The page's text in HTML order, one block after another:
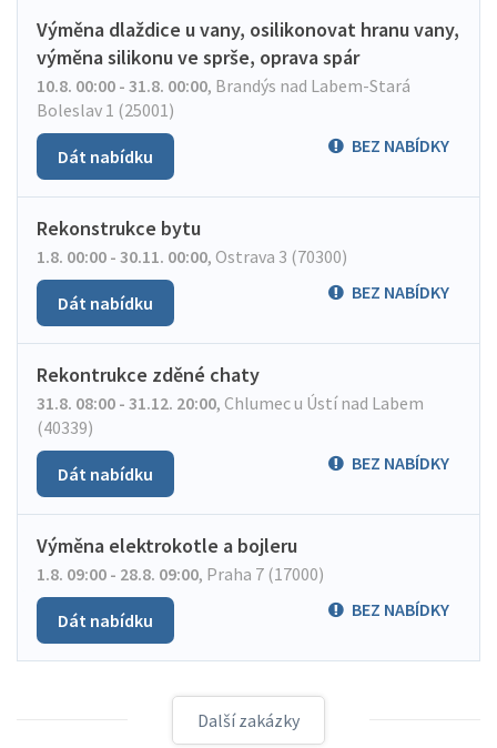
Výměna dlaždice u vany, osilikonovat hranu vany,
výměna silikonu ve sprše, oprava spár
10.8. 00:00 - 31.8. 00:00, Brandýs nad Labem-Stará
Boleslav 1 (25001)
BEZ NABÍDKY
Dát nabídku
Rekonstrukce bytu
1.8. 00:00 - 30.11. 00:00, Ostrava 3 (70300)
BEZ NABÍDKY
Dát nabídku
Rekontrukce zděné chaty
31.8. 08:00 - 31.12. 20:00, Chlumec u Ústí nad Labem
(40339)
BEZ NABÍDKY
Dát nabídku
Výměna elektrokotle a bojleru
1.8. 09:00 - 28.8. 09:00, Praha 7 (17000)
BEZ NABÍDKY
Dát nabídku
Další zakázky